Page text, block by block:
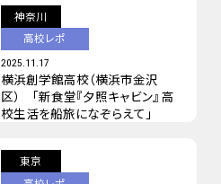
神奈川
高校レポ
2025.11.17
横浜創学館高校（横浜市金沢
区） 「新食堂『夕照キャビン』 高
校生活を船旅になぞらえて」
東京